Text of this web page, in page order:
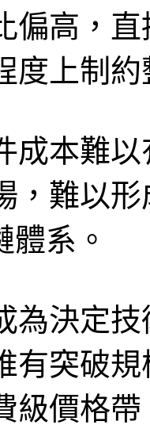
偏高，
度上制
成本難
，難以
體系。
為決定
有突破
級價格